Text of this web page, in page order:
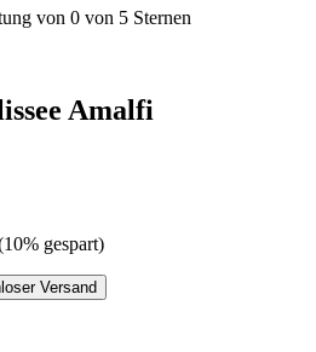
von 0 von 5 Sternen
Amalfi
gespart)
Versand